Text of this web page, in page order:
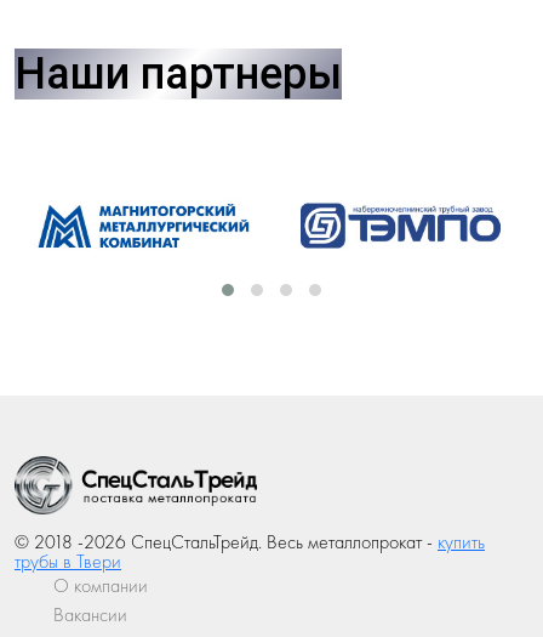
Наши партнеры
© 2018 -2026 СпецСтальТрейд. Весь металлопрокат - купить
трубы в Твери
О компании
Вакансии